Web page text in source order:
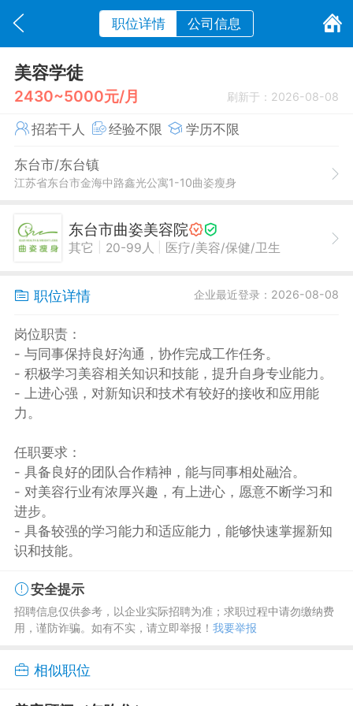
职位详情 公司信息
美容学徒
2430~5000元/月 刷新于：2026-08-08
招若干人 经验不限 学历不限
东台市/东台镇
江苏省东台市金海中路鑫光公寓1-10曲姿瘦身
东台市曲姿美容院
其它 20-99人 医疗/美容/保健/卫生
职位详情 企业最近登录：2026-08-08
岗位职责：
- 与同事保持良好沟通，协作完成工作任务。
- 积极学习美容相关知识和技能，提升自身专业能力。
- 上进心强，对新知识和技术有较好的接收和应用能
力。
任职要求：
- 具备良好的团队合作精神，能与同事相处融洽。
- 对美容行业有浓厚兴趣，有上进心，愿意不断学习和
进步。
- 具备较强的学习能力和适应能力，能够快速掌握新知
识和技能。
安全提示
招聘信息仅供参考，以企业实际招聘为准；求职过程中请勿缴纳费
用，谨防诈骗。如有不实，请立即举报！ 我要举报
相似职位